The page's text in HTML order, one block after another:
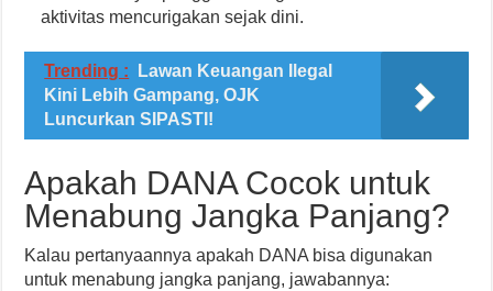
aktivitas mencurigakan sejak dini.
Trending :
Lawan Keuangan Ilegal
Kini Lebih Gampang, OJK
Luncurkan SIPASTI!
Apakah DANA Cocok untuk
Menabung Jangka Panjang?
Kalau pertanyaannya apakah DANA bisa digunakan
untuk menabung jangka panjang, jawabannya: